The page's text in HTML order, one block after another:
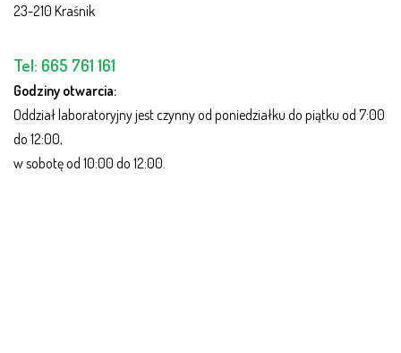
23-210 Kraśnik
Tel: 665 761 161
Godziny otwarcia:
Oddział laboratoryjny jest czynny od poniedziałku do piątku od 7:00
do 12:00,
w sobotę od 10:00 do 12:00.